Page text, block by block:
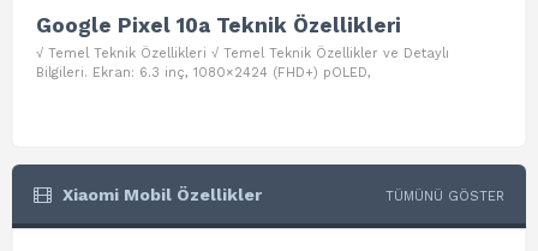
Google Pixel 10a Teknik Özellikleri
√ Temel Teknik Özellikleri √ Temel Teknik Özellikler ve Detaylı
Bilgileri. Ekran: 6.3 inç, 1080×2424 (FHD+) pOLED,
Xiaomi Mobil Özellikler TÜMÜNÜ GÖSTER